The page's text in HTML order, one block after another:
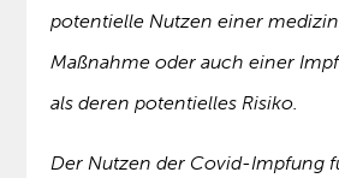
potentielle Nutzen einer
Maßnahme oder auch einer
als deren potentielles Risiko.
Der Nutzen der Covid-Impfung